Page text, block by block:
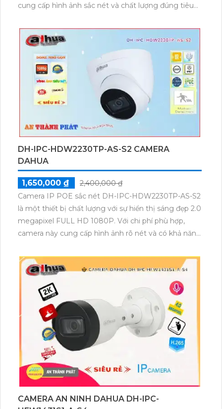
cung cấp hình ảnh sắc nét và chất lượng đúng tiêu
30m giúp quan sát hiệu quả ngay cả khi ánh sáng
yếu. Được trang bị công nghệ IP Wifi, camera không
bị giảm chất lượng truyền dẫn. Hồng ngoại Smart IR
giúp điều chỉnh ánh sáng một cách thông minh,
mang đến hình ảnh rõ ràng. Với thân kim loại chắc
chắn, camera cung cấp chất lượng âm thanh thu rõ
ràng.
DH-IPC-HDW2230TP-AS-S2 CAMERA
DAHUA
1,650,000 ₫
2,400,000 ₫
Camera IP POE sắc nét DH-IPC-HDW2230TP-AS-S2
là một thiết bị chất lượng với sự hiển thị sáng đẹp 2.0
megapixel FULL HD 1080P. Với chi phí phù hợp,
camera này cung cấp hình ảnh rõ nét và có khả năng
thiết kế dom kim loại, nó phù hợp với gia đình và
cũng có thể được sử dụng trong các dự án cao cấp.
Camera IP POE này cũng dễ dàng nâng cấp hệ
thống và tích hợp công nghệ AI để cung cấp khả
năng giám sát mạnh mẽ và ổn định.
CAMERA AN NINH DAHUA DH-IPC-